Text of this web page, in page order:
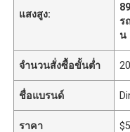
แสงสูง:
ร
น
จำนวนสั่งซื้อขั้นต่ำ
ชื่อแบรนด์
ราคา